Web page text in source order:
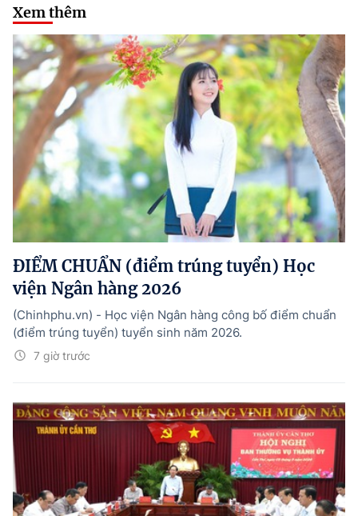
Xem thêm
ĐIỂM CHUẨN (điểm trúng tuyển) Học
viện Ngân hàng 2026
7 giờ trước
(Chinhphu.vn) - Học viện Ngân hàng công bố điểm chuẩn
(điểm trúng tuyển) tuyển sinh năm 2026.